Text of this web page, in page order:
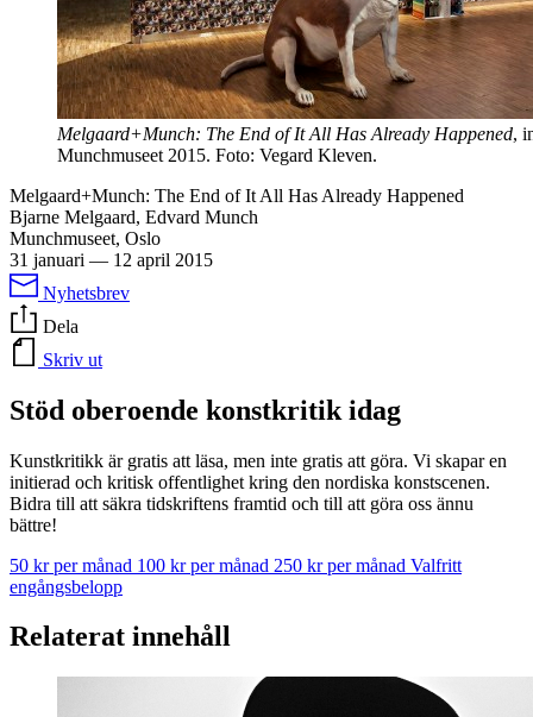
Melgaard+Munch: The End of It All Has Already Happened,
Munchmuseet 2015. Foto: Vegard Kleven.
Melgaard+Munch: The End of It All Has Already Happened
Bjarne Melgaard, Edvard Munch
Munchmuseet, Oslo
31 januari — 12 april 2015
Nyhetsbrev
Dela
Skriv ut
Stöd oberoende konstkritik idag
Kunstkritikk är gratis att läsa, men inte gratis att göra. Vi skapar en
initierad och kritisk offentlighet kring den nordiska konstscenen.
Bidra till att säkra tidskriftens framtid och till att göra oss ännu
bättre!
50 kr per månad 100 kr per månad 250 kr per månad Valfritt
engångsbelopp
Relaterat innehåll